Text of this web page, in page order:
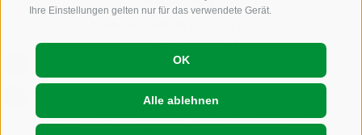
Ihre Einstellungen gelten nur für das verwendete Gerät.
OK
Alle ablehnen
Tel.+39 0471 283348
info@krebshilfe.it